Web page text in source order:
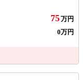
75万円
0万円